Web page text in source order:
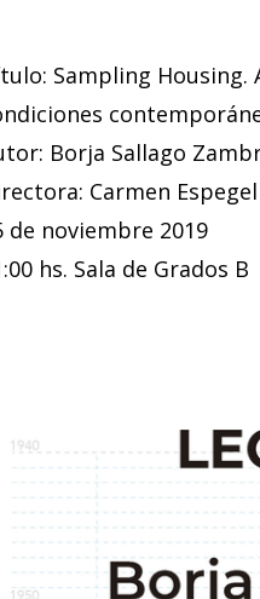
Sampling Housing.
Borja Sallago
Carmen
de noviembre 2019
hs. Sala de Grados B